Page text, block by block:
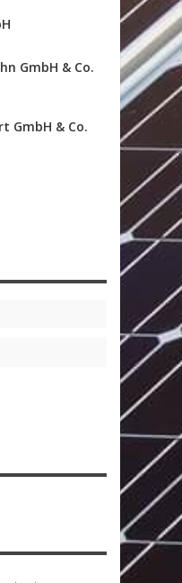
GmbH & Co.
GmbH & Co.